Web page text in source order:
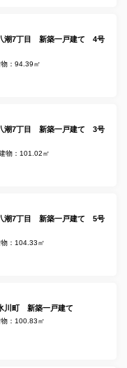
八潮7丁目 新築一戸建て 4号
：94.39㎡
八潮7丁目 新築一戸建て 3号
物：101.02㎡
八潮7丁目 新築一戸建て 5号
：104.33㎡
川町 新築一戸建て
：100.83㎡